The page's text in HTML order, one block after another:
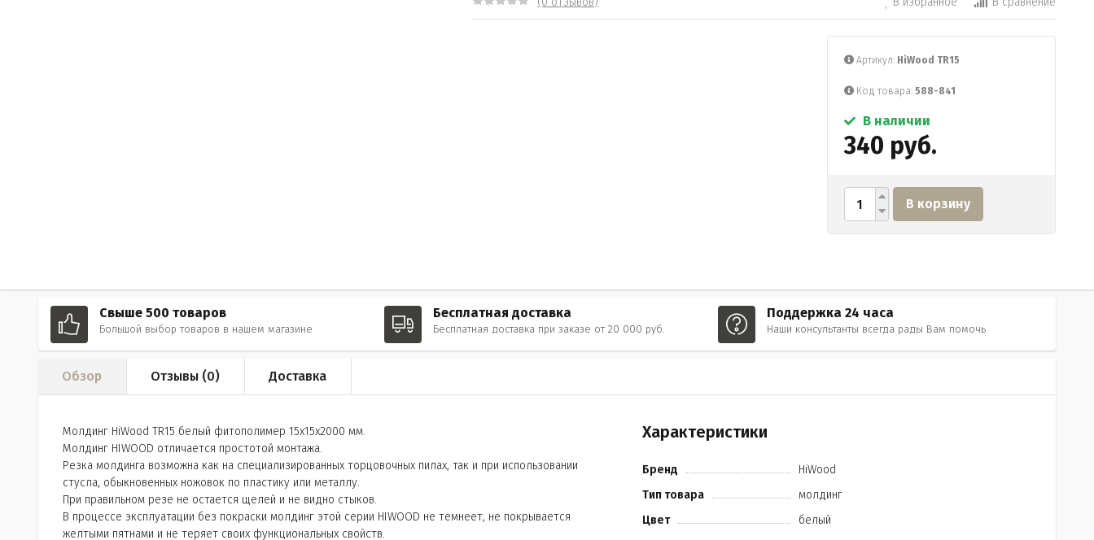
Артикул: HiWood TR15
Код товара: 588-841
В наличии
340 руб.
В корзину
Свыше 500 товаров
Большой выбор товаров в нашем магазине
Бесплатная доставка
Бесплатная доставка при заказе от 20 000 руб.
Поддержка 24 часа
Наши консультанты всегда рады Вам помочь
Обзор Отзывы (0) Доставка
Молдинг HiWood TR15 белый фитополимер 15х15х2000 мм.
Молдинг HIWOOD отличается простотой монтажа.
Резка молдинга возможна как на специализированных торцовочных пилах, так и при использовании
стусла, обыкновенных ножовок по пластику или металлу.
При правильном резе не остается щелей и не видно стыков.
В процессе эксплуатации без покраски молдинг этой серии HIWOOD не темнеет, не покрывается
желтыми пятнами и не теряет своих функциональных свойств.
Характеристики
Бренд
HiWood
Тип товара
молдинг
Цвет
белый